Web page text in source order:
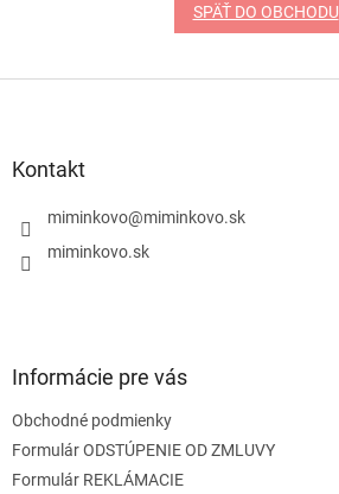
SPÄŤ DO OBCHODU
Kontakt
miminkovo@miminkovo.sk
miminkovo.sk
Informácie pre vás
Obchodné podmienky
Formulár ODSTÚPENIE OD ZMLUVY
Formulár REKLÁMACIE